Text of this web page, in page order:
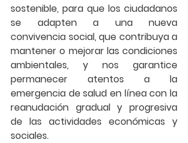
sostenible, para que los ciudadanos
se adapten a una nueva
convivencia social, que contribuya a
mantener o mejorar las condiciones
ambientales, y nos garantice
permanecer atentos a la
emergencia de salud en línea con la
reanudación gradual y progresiva
de las actividades económicas y
sociales.